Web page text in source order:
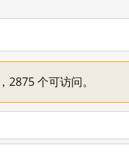
个可访问。